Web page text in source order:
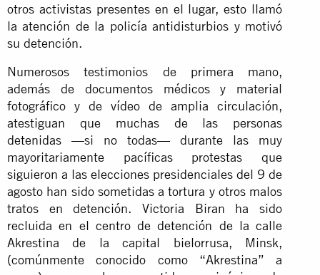
otros activistas presentes en el lugar, esto llamó
la atención de la policía antidisturbios y motivó
su detención.
Numerosos testimonios de primera mano,
además de documentos médicos y material
fotográfico y de vídeo de amplia circulación,
atestiguan que muchas de las personas
detenidas —si no todas— durante las muy
mayoritariamente pacíficas protestas que
siguieron a las elecciones presidenciales del 9 de
agosto han sido sometidas a tortura y otros malos
tratos en detención. Victoria Biran ha sido
recluida en el centro de detención de la calle
Akrestina de la capital bielorrusa, Minsk,
(comúnmente conocido como “Akrestina” a